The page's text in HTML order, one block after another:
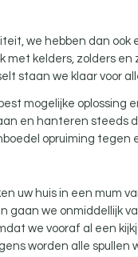
we hebben dan ook
met kelders, zolders en
staan we klaar voor
mogelijke oplossing
en hanteren steeds
opruiming tegen
uw huis in een mum
gaan we onmiddellijk
we vooraf al een
worden alle spullen